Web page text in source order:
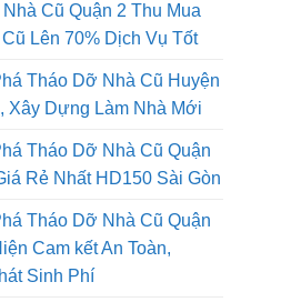
Cũ Quận 11 Công Ty
Giới An Phong Phát
Cũ Quận 2 Thu Mua
Lên 70% Dịch Vụ Tốt
Tháo Dỡ Nhà Cũ Huyện
Xây Dựng Làm Nhà Mới
Tháo Dỡ Nhà Cũ Quận
Rẻ Nhất HD150 Sài Gòn
Tháo Dỡ Nhà Cũ Quận